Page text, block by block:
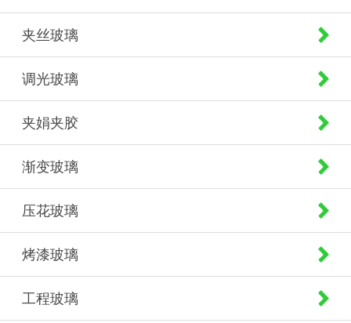
夹丝玻璃
调光玻璃
夹娟夹胶
渐变玻璃
压花玻璃
烤漆玻璃
工程玻璃